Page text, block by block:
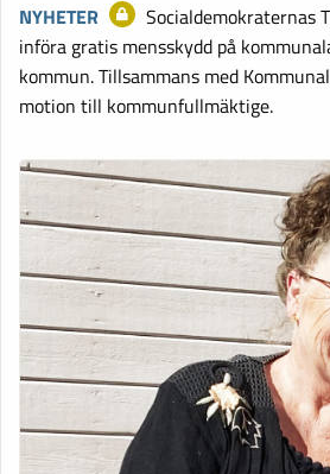
NYHETER
Socialdemokraternas
införa gratis mensskydd på
kommun. Tillsammans med
motion till kommunfullmäktige.